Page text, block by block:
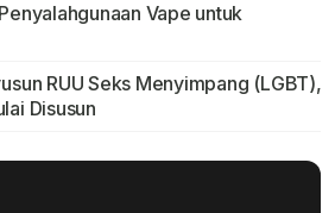
Vape untuk
RUU Seks Menyimpang (LGBT),
Disusun